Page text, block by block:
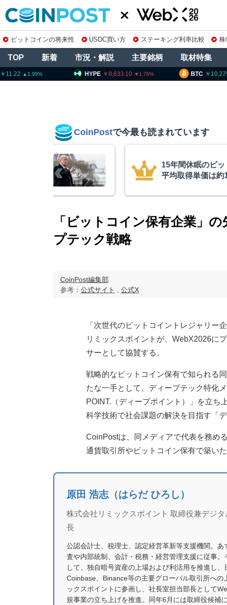
ビットコインの将来性 USDC買い方 ステーキング利率比較 株
TOP 新着 市況・解説 主要銘柄 取材特集
BTC 10,279,200
HYPE 8,633.10 1.76
CoinPostで今最も読まれています
15年間休眠のビッ
平均取得単価は約
「ビットコイン保有企業」
プテック戦略
CoinPost編集部
参考： 公式サイト 公式X
「次世代のビットコイントレジャリー
リミックスポイントが、WebX2026に
サーとして協賛する。
戦略的なビットコイン保有で知られる
たな一手として、ディープテック特化
POINT.（ディープポイント）」を立ち
科学技術で社会課題の解決を目指す「
CoinPostは、同メディアで代表を務め
通貨取引所やビットコイン保有で築い
原田 浩志（はらだ ひろし）
株式会社リミックスポイント 取締役兼デジ
長
公認会計士、税理士、認定経営革新等支援機関。
査や内部統制、会計・税務・経営管理支援に従事
して、独自暗号資産の上場および利活用を推進し
Coinbase、Binance等の主要グローバル取引所への
ックスポイントに参画し、社長室担当部長として
規事業の立ち上げを推進。同年6月には取締役候補